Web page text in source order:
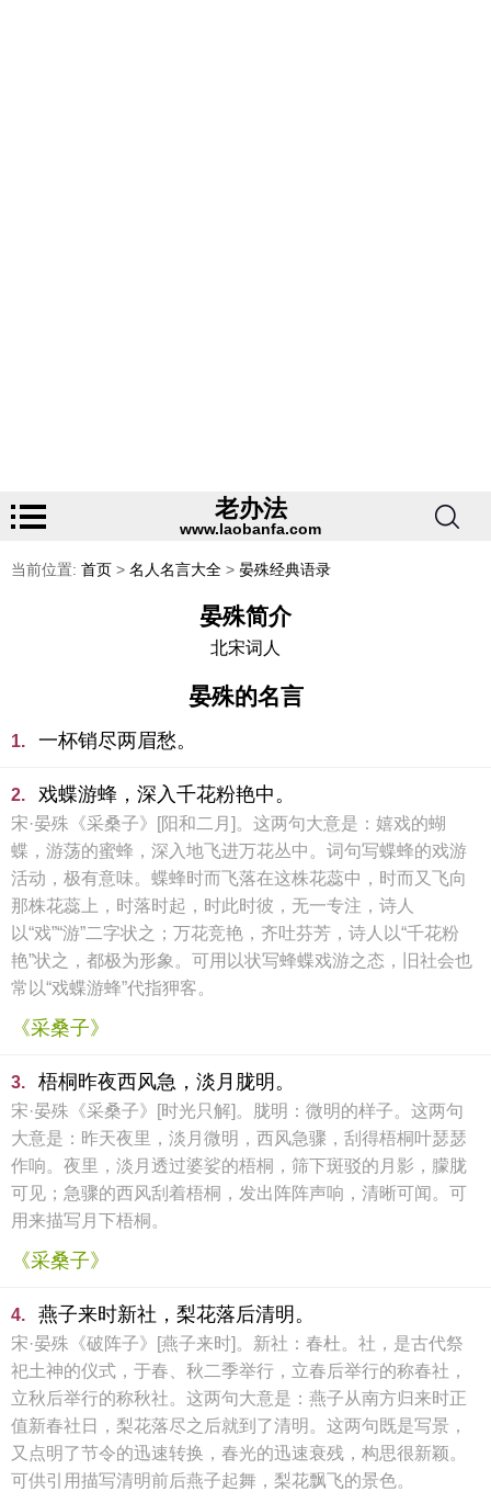
老办法
www.laobanfa.com
当前位置: 首页 > 名人名言大全 > 晏殊经典语录
晏殊简介
北宋词人
晏殊的名言
1. 一杯销尽两眉愁。
2. 戏蝶游蜂，深入千花粉艳中。
宋·晏殊《采桑子》[阳和二月]。这两句大意是：嬉戏的蝴
蝶，游荡的蜜蜂，深入地飞进万花丛中。词句写蝶蜂的戏游
活动，极有意味。蝶蜂时而飞落在这株花蕊中，时而又飞向
那株花蕊上，时落时起，时此时彼，无一专注，诗人
以“戏”“游”二字状之；万花竞艳，齐吐芬芳，诗人以“千花粉
艳”状之，都极为形象。可用以状写蜂蝶戏游之态，旧社会也
常以“戏蝶游蜂”代指狎客。
《采桑子》
3. 梧桐昨夜西风急，淡月胧明。
宋·晏殊《采桑子》[时光只解]。胧明：微明的样子。这两句
大意是：昨天夜里，淡月微明，西风急骤，刮得梧桐叶瑟瑟
作响。夜里，淡月透过婆娑的梧桐，筛下斑驳的月影，朦胧
可见；急骤的西风刮着梧桐，发出阵阵声响，清晰可闻。可
用来描写月下梧桐。
《采桑子》
4. 燕子来时新社，梨花落后清明。
宋·晏殊《破阵子》[燕子来时]。新社：春杜。社，是古代祭
祀土神的仪式，于春、秋二季举行，立春后举行的称春社，
立秋后举行的称秋社。这两句大意是：燕子从南方归来时正
值新春社日，梨花落尽之后就到了清明。这两句既是写景，
又点明了节令的迅速转换，春光的迅速衰残，构思很新颖。
可供引用描写清明前后燕子起舞，梨花飘飞的景色。